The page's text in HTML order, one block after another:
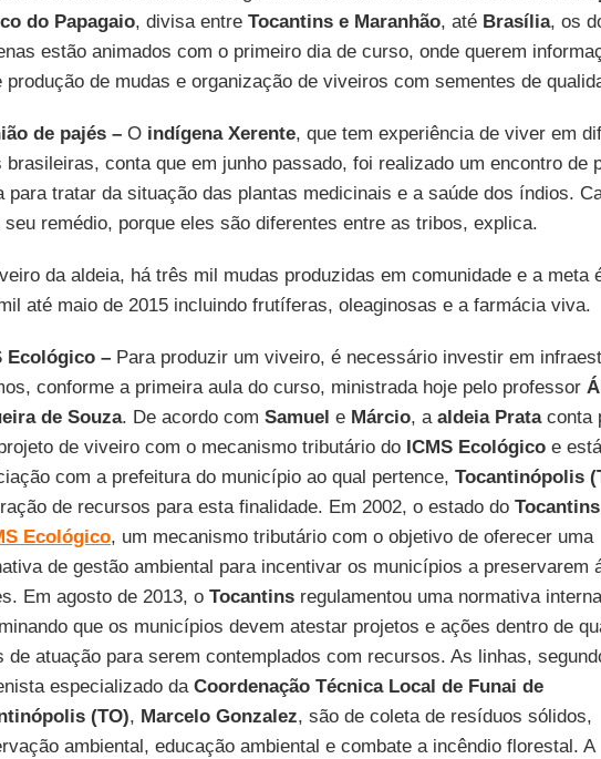
do Papagaio, divisa entreTocantins e Maranhão, atéBrasília, os
estão animados com o primeiro dia de curso, onde querem
produção de mudas e organização de viveiros com sementes de
de pajés –O indígena Xerente, que tem experiência de viver em
brasileiras, conta que em junho passado, foi realizado um encontro de
para tratar da situação das plantas medicinais e a saúde dos índios.
seu remédio, porque eles são diferentes entre as tribos, explica.
da aldeia, há três mil mudas produzidas em comunidade e a meta
até maio de 2015 incluindo frutíferas, oleaginosas e a farmácia viva.
Ecológico –Para produzir um viveiro, é necessário investir em
conforme a primeira aula do curso, ministrada hoje pelo professor
de Souza. De acordo com Samuel eMárcio, a aldeia Prataconta
de viveiro com o mecanismo tributário do ICMS Ecológicoe
com a prefeitura do município ao qual pertence, Tocantinópolis
de recursos para esta finalidade. Em 2002, o estado doTocantins
Ecológico, um mecanismo tributário com o objetivo de oferecer uma
de gestão ambiental para incentivar os municípios a preservarem
Em agosto de 2013, o Tocantinsregulamentou uma normativa interna
que os municípios devem atestar projetos e ações dentro de
de atuação para serem contemplados com recursos. As linhas,
especializado da Coordenação Técnica Local de Funai de
(TO), Marcelo Gonzalez, são de coleta de resíduos sólidos,
ambiental, educação ambiental e combate a incêndio florestal. A